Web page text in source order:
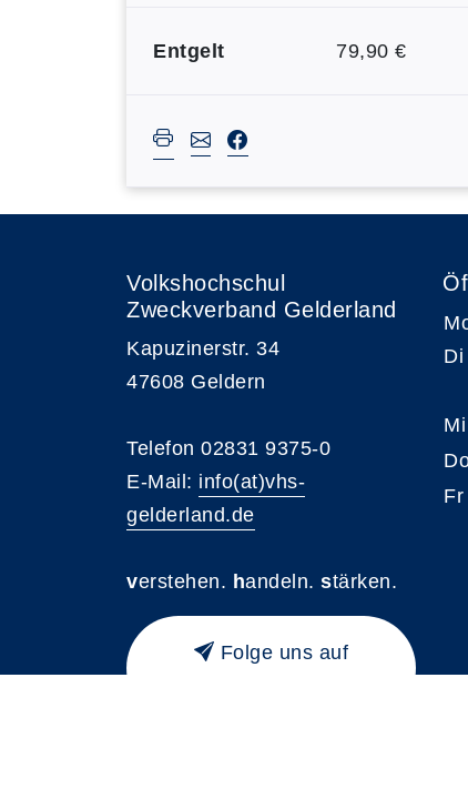
Entgelt 79,90 €
Volkshochschul
Zweckverband Gelderland
Kapuzinerstr. 34
47608 Geldern
Telefon 02831 9375-0
E-Mail: info(at)vhs-
gelderland.de
verstehen. handeln. stärken.
Folge uns auf
Di
Mi
Fr